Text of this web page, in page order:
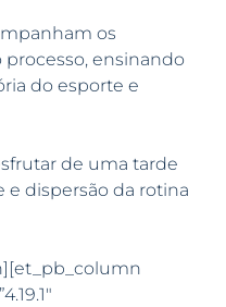
os
ensinando
do esporte e
de uma tarde
dispersão da rotina